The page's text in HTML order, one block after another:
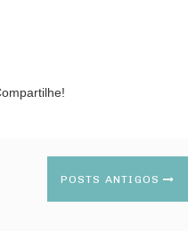
POSTS ANTIGOS